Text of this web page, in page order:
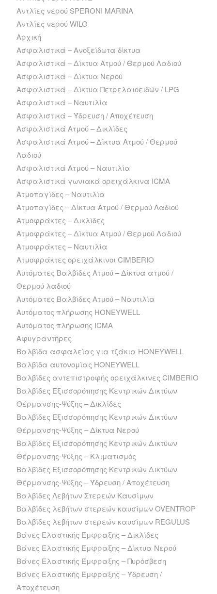
Αντλίες νερού SPERONI MARINA
Αντλίες νερού WILO
Αρχική
Ασφαλιστικά – Ανοξείδωτα δίκτυα
Ασφαλιστικά – Δίκτυα Ατμού / Θερμού Λαδιού
Ασφαλιστικά – Δίκτυα Νερού
Ασφαλιστικά – Δίκτυα Πετρελαιοειδών / LPG
Ασφαλιστικά – Ναυτιλία
Ασφαλιστικά – Ύδρευση / Αποχέτευση
Ασφαλιστικά Ατμού – Δικλίδες
Ασφαλιστικά Ατμού – Δίκτυα Ατμού / Θερμού
Λαδιού
Ασφαλιστικά Ατμού – Ναυτιλία
Ασφαλιστικά γωνιακά ορειχάλκινα ICMA
Ατμοπαγίδες – Ναυτιλία
Ατμοπαγίδες – Δίκτυα Ατμού / Θερμού Λαδιού
Ατμοφράκτες – Δικλίδες
Ατμοφράκτες – Δίκτυα Ατμού / Θερμού Λαδιού
Ατμοφράκτες – Ναυτιλία
Ατμοφράκτες ορειχάλκινοι CIMBERIO
Αυτόματες Βαλβίδες Ατμού – Δίκτυα ατμού /
Θερμού λαδιού
Αυτόματες Βαλβίδες Ατμού – Ναυτιλία
Αυτόματος πλήρωσης HONEYWELL
Αυτόματος πλήρωσης ICMA
Αφυγραντήρες
Βαλβίδα ασφαλείας για τζάκια HONEYWELL
Βαλβίδα αυτονομίας HONEYWELL
Βαλβίδες αντεπιστροφής ορειχάλκινες CIMBERIO
Βαλβίδες Εξισσορόπησης Κεντρικών Δικτύων
Θέρμανσης-Ψύξης – Δικλίδες
Βαλβίδες Εξισσορόπησης Κεντρικών Δικτύων
Θέρμανσης-Ψύξης – Δίκτυα Νερού
Βαλβίδες Εξισσορόπησης Κεντρικών Δικτύων
Θέρμανσης-Ψύξης – Κλιματισμός
Βαλβίδες Εξισσορόπησης Κεντρικών Δικτύων
Θέρμανσης-Ψύξης – Ύδρευση / Αποχέτευση
Βαλβίδες Λεβήτων Στερεών Καυσίμων
Βαλβίδες λεβήτων στερεών καυσίμων OVENTROP
Βαλβίδες λεβήτων στερεών καυσίμων REGULUS
Βάνες Ελαστικής Έμφραξης – Δικλίδες
Βάνες Ελαστικής Έμφραξης – Δίκτυα Νερού
Βάνες Ελαστικής Έμφραξης – Πυρόσβεση
Βάνες Ελαστικής Έμφραξης – Ύδρευση /
Αποχέτευση